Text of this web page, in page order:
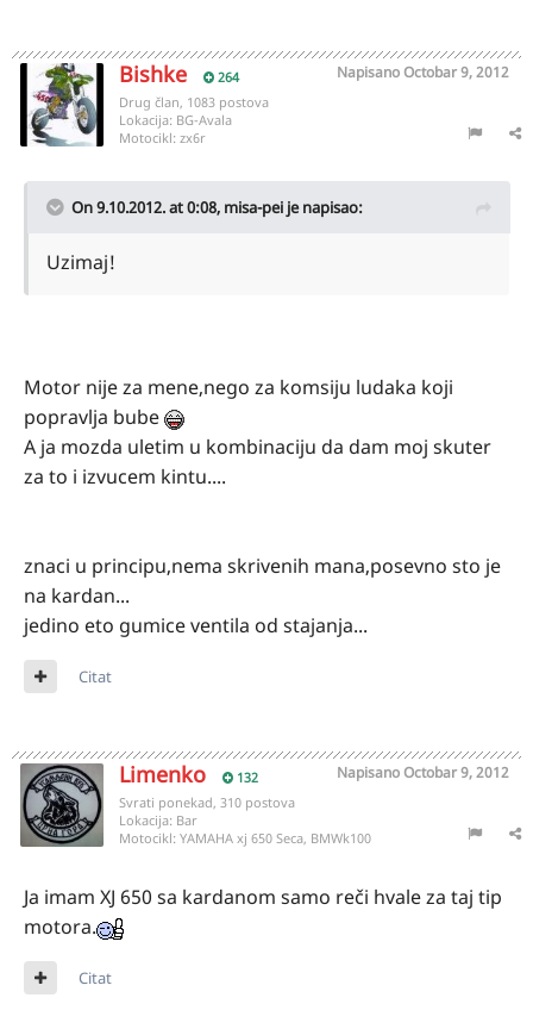
Bishke 264 NapisanoOctobar 9, 2012
Drug član, 1083 postova
Lokacija: BG-Avala
Motocikl: zx6r
On 9.10.2012. at 0:08, misa-pei je napisao:
Uzimaj!
Motor nije za mene,nego za komsiju ludaka koji
popravlja bube
A ja mozda uletim u kombinaciju da dam moj skuter
za to i izvucem kintu....
znaci u principu,nema skrivenih mana,posevno sto je
na kardan...
jedino eto gumice ventila od stajanja...
Citat
Limenko 132 NapisanoOctobar 9, 2012
Svrati ponekad, 310 postova
Lokacija: Bar
Motocikl: YAMAHA xj 650 Seca, BMWk100
Ja imam XJ 650 sa kardanom samo reči hvale za taj tip
motora.
Citat